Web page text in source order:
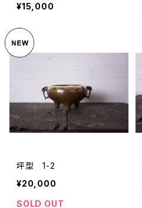
¥15,000
坪型 1-2
¥20,000
SOLD OUT